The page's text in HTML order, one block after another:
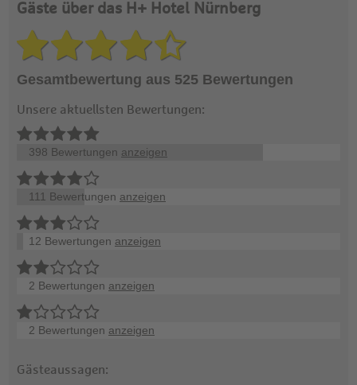
Gäste über das H+ Hotel Nürnberg
Gesamtbewertung aus 525 Bewertungen
Unsere aktuellsten Bewertungen:
398 Bewertungen anzeigen
111 Bewertungen anzeigen
12 Bewertungen anzeigen
2 Bewertungen anzeigen
2 Bewertungen anzeigen
Gästeaussagen: